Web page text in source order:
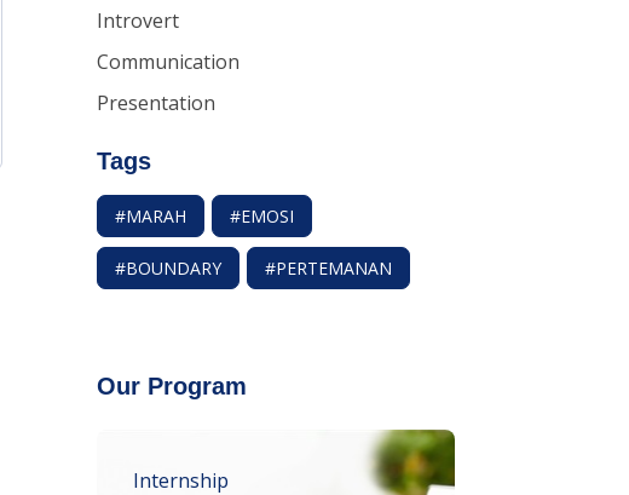
Introvert
Communication
Presentation
Tags
#MARAH #EMOSI
#BOUNDARY #PERTEMANAN
Our Program
Internship